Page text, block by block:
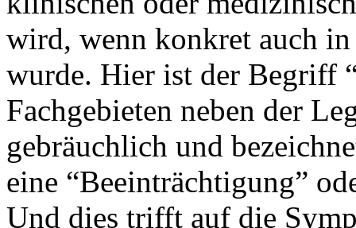
wird, wenn konkret auch
wurde. Hier ist der Begriff
Fachgebieten neben der
gebräuchlich und
eine “Beeinträchtigung”
Und dies trifft auf die